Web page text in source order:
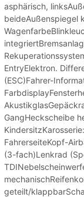
asphärisch,
beideAußenspiegel
EntryElektron.
(ESC)Fahrer-
GangHeckscheibe
FahrerseiteKopf-
(3-fach)Lenkrad
geteilt/